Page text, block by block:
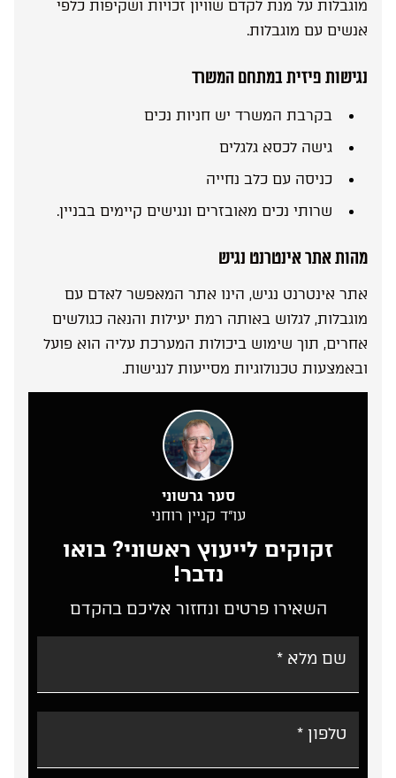
מוגבלות על מנת לקדם שוויון זכויות ושקיפות כלפי
אנשים עם מוגבלות.
נגישות פיזית במתחם המשרד
בקרבת המשרד יש חניות נכים
גישה לכסא גלגלים
כניסה עם כלב נחייה
שרותי נכים מאובזרים ונגישים קיימים בבניין.
מהות אתר אינטרנט נגיש
אתר אינטרנט נגיש, הינו אתר המאפשר לאדם עם
מוגבלות, לגלוש באותה רמת יעילות והנאה כגולשים
אחרים, תוך שימוש ביכולות המערכת עליה הוא פועל
ובאמצעות טכנולוגיות מסייעות לנגישות.
סער גרשוני
עו”ד קניין רוחני
זקוקים לייעוץ ראשוני? בואו
נדבר!
השאירו פרטים ונחזור אליכם בהקדם